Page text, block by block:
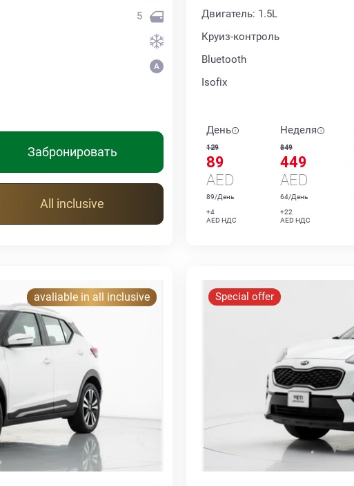
5
Забронировать
All inclusive
Двигатель: 1.5L
Круиз-контроль
Bluetooth
Isofix
День
129
89
AED
89/День
+4
AED НДС
Неделя
849
449
AED
64/День
+22
AED НДС
avaliable in all inclusive Special offer